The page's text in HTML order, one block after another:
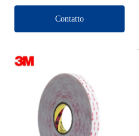
Contatto